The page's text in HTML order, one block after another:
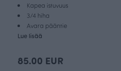
Kapea istuvuus
3/4 hiha
Avara pääntie
Lue lisää
85.00 EUR